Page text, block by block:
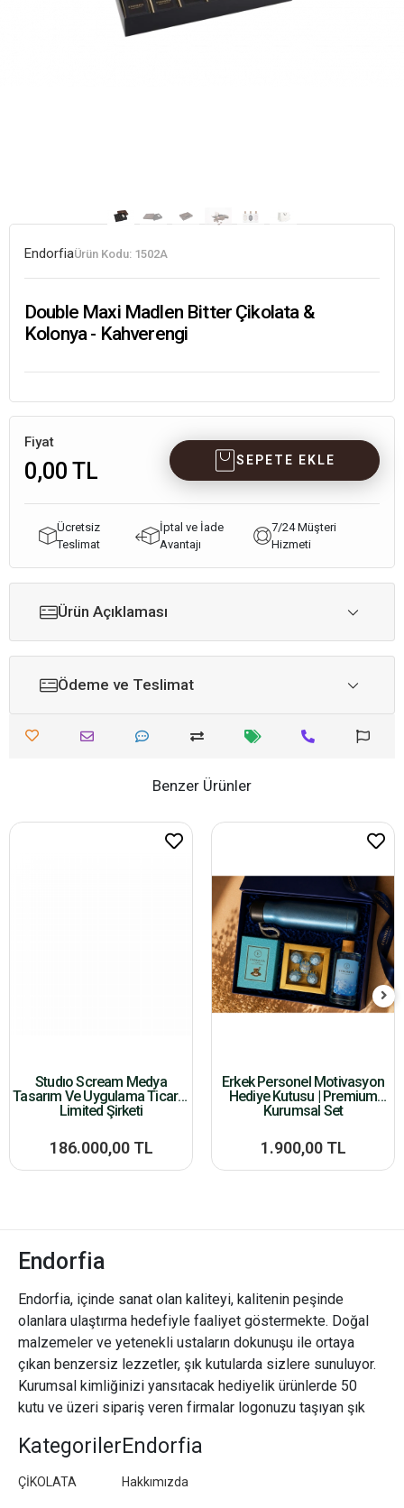
EndorfiaÜrün Kodu: 1502A
Double Maxi Madlen Bitter Çikolata &
Kolonya - Kahverengi
Fiyat
0,00 TL SEPETE EKLE
Ücretsiz
Teslimat
İptal ve İade
Avantajı
7/24 Müşteri
Hizmeti
Ürün Açıklaması
Ödeme ve Teslimat
Benzer Ürünler
Studıo Scream Medya
Tasarım Ve Uygulama Ticaret
Limited Şirketi
186.000,00 TL
Erkek Personel Motivasyon
Hediye Kutusu | Premium
Kurumsal Set
1.900,00 TL
Endorfia
Endorfia, içinde sanat olan kaliteyi, kalitenin peşinde
olanlara ulaştırma hedefiyle faaliyet göstermekte. Doğal
malzemeler ve yetenekli ustaların dokunuşu ile ortaya
çıkan benzersiz lezzetler, şık kutularda sizlere sunuluyor.
Kurumsal kimliğinizi yansıtacak hediyelik ürünlerde 50
kutu ve üzeri sipariş veren firmalar logonuzu taşıyan şık
Kategoriler
ÇİKOLATA
Endorfia
Hakkımızda